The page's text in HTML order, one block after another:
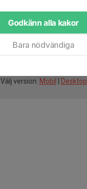
Välj version: Mobil Desktop
Godkänn alla kakor
Bara nödvändiga